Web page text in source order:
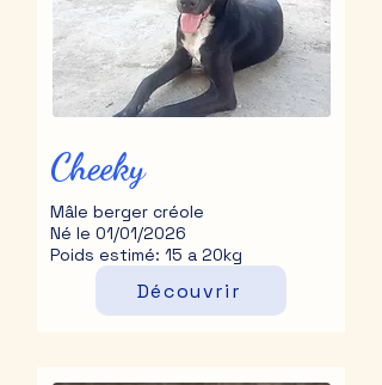
Cheeky
Mâle berger créole
Né le 01/01/2026
Poids estimé: 15 a 20kg
Découvrir